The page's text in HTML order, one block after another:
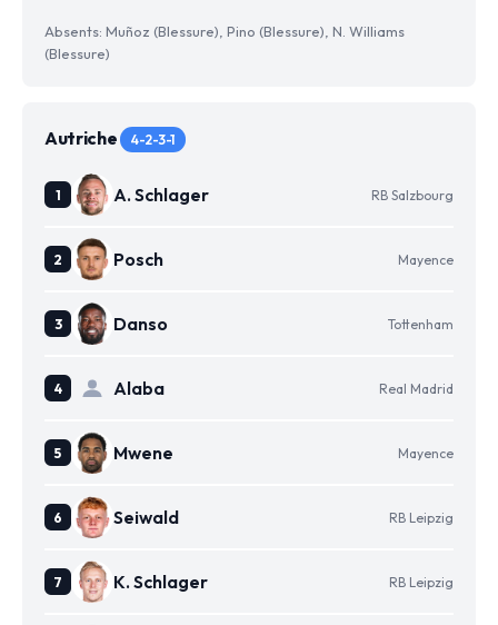
Absents: Muñoz (Blessure), Pino (Blessure), N. Williams
(Blessure)
Autriche 4-2-3-1
A. Schlager RB Salzbourg
Posch Mayence
Danso Tottenham
Alaba Real Madrid
Mwene Mayence
Seiwald RB Leipzig
K. Schlager RB Leipzig